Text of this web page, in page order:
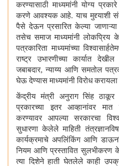
करण्यासाठी माध्यमांनी योग्य
करणे आवश्यक आहे. याच मुद्द्याशी
पैसे देऊन प्रसारित केल्या जाणाऱ्या
तसेच समाज माध्यमांनी लोकप्रिय
पत्रकारिता माध्यमांच्या
राष्ट्र उभारणीच्या कार्यात
जबाबदार,न्याय्य आणि समतोल
घेऊ देण्यास माध्यमांनी विरोध करायला
केंद्रीय मंत्री अनुराग सिंह ठाकूर
प्रकारच्या इतर आव्हानांवर मात
करण्यावर आपल्या सरकारचा
सुधारणा केलेले माहिती
कार्यक्रमाचे अपलिंकिंग आणि
नियम आणि प्रस्तावित सुलभीकरण
त्या दिशेने हाती घेतलेले काही